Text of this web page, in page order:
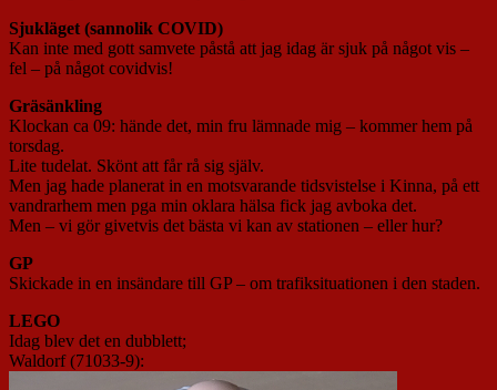
Sjukläget (sannolik COVID)
Kan inte med gott samvete påstå att jag idag är sjuk på något vis –
fel – på något covidvis!
Gräsänkling
Klockan ca 09: hände det, min fru lämnade mig – kommer hem på
torsdag.
Lite tudelat. Skönt att får rå sig själv.
Men jag hade planerat in en motsvarande tidsvistelse i Kinna, på ett
vandrarhem men pga min oklara hälsa fick jag avboka det.
Men – vi gör givetvis det bästa vi kan av stationen – eller hur?
GP
Skickade in en insändare till GP – om trafiksituationen i den staden.
LEGO
Idag blev det en dubblett;
Waldorf (71033-9):